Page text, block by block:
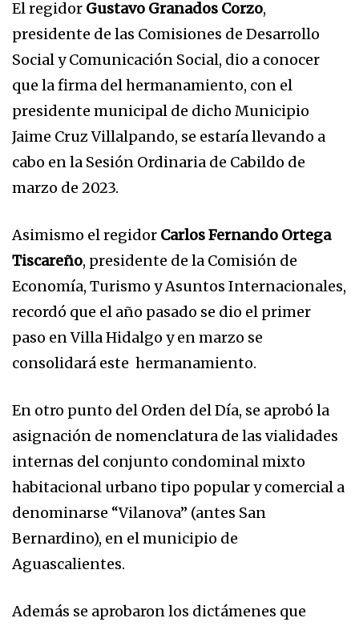
El regidor Gustavo Granados Corzo,
presidente de las Comisiones de Desarrollo
Social y Comunicación Social, dio a conocer
que la firma del hermanamiento, con el
presidente municipal de dicho Municipio
Jaime Cruz Villalpando, se estaría llevando a
cabo en la Sesión Ordinaria de Cabildo de
marzo de 2023.
Asimismo el regidor Carlos Fernando Ortega
Tiscareño, presidente de la Comisión de
Economía, Turismo y Asuntos Internacionales,
recordó que el año pasado se dio el primer
paso en Villa Hidalgo y en marzo se
consolidará este hermanamiento.
En otro punto del Orden del Día, se aprobó la
asignación de nomenclatura de las vialidades
internas del conjunto condominal mixto
habitacional urbano tipo popular y comercial a
denominarse “Vilanova” (antes San
Bernardino), en el municipio de
Aguascalientes.
Además se aprobaron los dictámenes que